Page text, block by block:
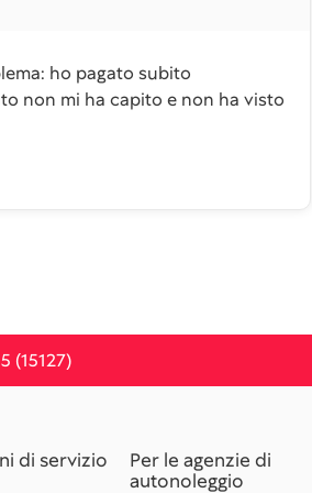
ho pagato subito
non mi ha capito e non ha visto
(15127)
di servizio
Per le agenzie di
autonoleggio